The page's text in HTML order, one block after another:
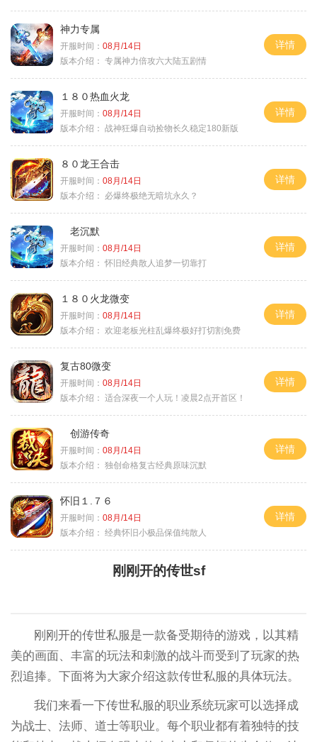
神力专属
开服时间： 08月/14日
版本介绍： 专属神力倍攻六大陆五剧情
详情
１８０热血火龙
开服时间： 08月/14日
版本介绍： 战神狂爆自动捡物长久稳定180新版
详情
８０龙王合击
开服时间： 08月/14日
版本介绍：
必爆终极绝无暗坑永久？
详情
老沉默
开服时间： 08月/14日
版本介绍： 怀旧经典散人追梦一切靠打
详情
１８０火龙微变
开服时间： 08月/14日
版本介绍： 欢迎老板光柱乱爆终极好打切割免费
详情
复古80微变
开服时间： 08月/14日
版本介绍： 适合深夜一个人玩！凌晨2点开首区！
详情
创游传奇
开服时间： 08月/14日
版本介绍： 独创命格复古经典原味沉默
详情
怀旧１.７６
开服时间： 08月/14日
版本介绍： 经典怀旧小极品保值纯散人
详情
刚刚开的传世sf
刚刚开的传世私服是一款备受期待的游戏，以其精
美的画面、丰富的玩法和刺激的战斗而受到了玩家的热
烈追捧。下面将为大家介绍这款传世私服的具体玩法。
我们来看一下传世私服的职业系统玩家可以选择成
为战士、法师、道士等职业。每个职业都有着独特的技